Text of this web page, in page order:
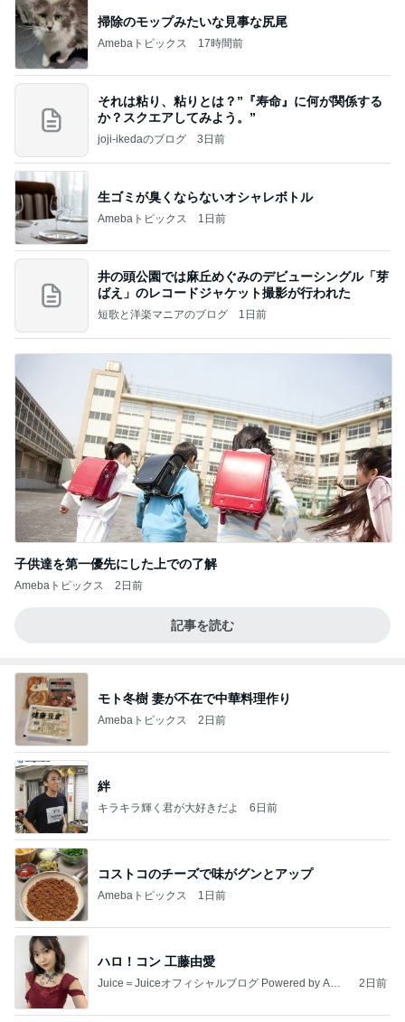
掃除のモップみたいな見事な尻尾
Amebaトピックス 17時間前
それは粘り、粘りとは？”『寿命』に何が関係する
か？スクエアしてみよう。”
joji-ikedaのブログ 3日前
生ゴミが臭くならないオシャレボトル
Amebaトピックス 1日前
井の頭公園では麻丘めぐみのデビューシングル「芽
ばえ」のレコードジャケット撮影が行われた
短歌と洋楽マニアのブログ 1日前
子供達を第一優先にした上での了解
Amebaトピックス 2日前
記事を読む
モト冬樹 妻が不在で中華料理作り
Amebaトピックス 2日前
絆
キラキラ輝く君が大好きだよ 6日前
コストコのチーズで味がグンとアップ
Amebaトピックス 1日前
ハロ！コン 工藤由愛
Juice＝Juiceオフィシャルブログ Powered by Ame
2日前